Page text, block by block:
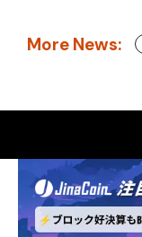
More News: